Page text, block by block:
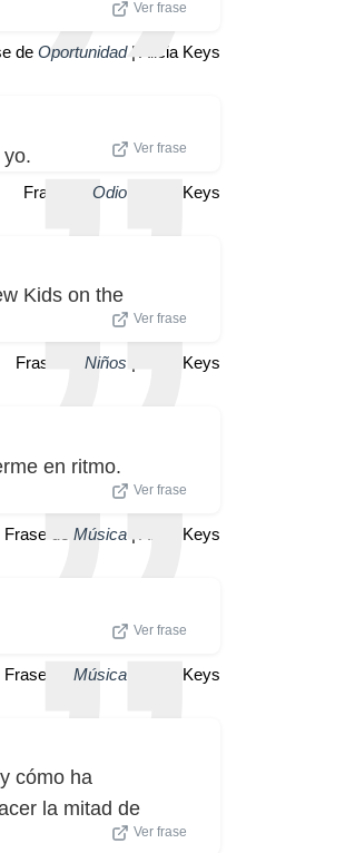
Ver frase
de Oportunidad| Alicia Keys
Ver frase
Frase de Odio | Alicia Keys
Kids on the
Ver frase
Frase de Niños | Alicia Keys
en ritmo.
Ver frase
Frase de Música | Alicia Keys
Ver frase
Frase de Música | Alicia Keys
cómo ha
la mitad de
Ver frase